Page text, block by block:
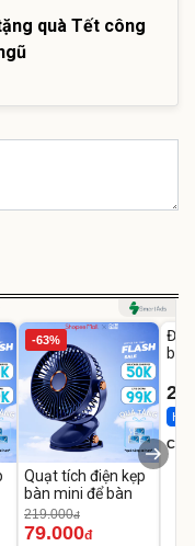
quà Tết công
-63%
Quạt tích điện kẹp
bàn mini để bàn
219.000đ
79.000đ
Đai
bé
Hot